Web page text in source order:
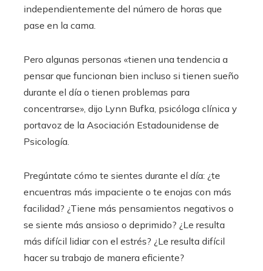
independientemente del número de horas que
pase en la cama.
Pero algunas personas «tienen una tendencia a
pensar que funcionan bien incluso si tienen sueño
durante el día o tienen problemas para
concentrarse», dijo Lynn Bufka, psicóloga clínica y
portavoz de la Asociación Estadounidense de
Psicología.
Pregúntate cómo te sientes durante el día: ¿te
encuentras más impaciente o te enojas con más
facilidad? ¿Tiene más pensamientos negativos o
se siente más ansioso o deprimido? ¿Le resulta
más difícil lidiar con el estrés? ¿Le resulta difícil
hacer su trabajo de manera eficiente?